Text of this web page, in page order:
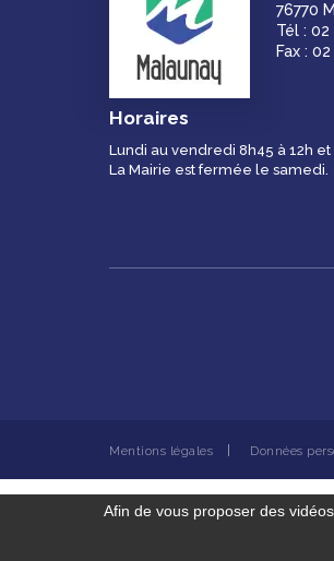
76770
Tél : 02
Fax :
Horaires
Lundi au vendredi 8h45 à 12h et
La Mairie est fermée le samedi.
Mentions légales Données
Afin de vous proposer des